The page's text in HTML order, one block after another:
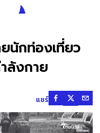
นักท่องเที่ยว
ลังกาย
แชร์